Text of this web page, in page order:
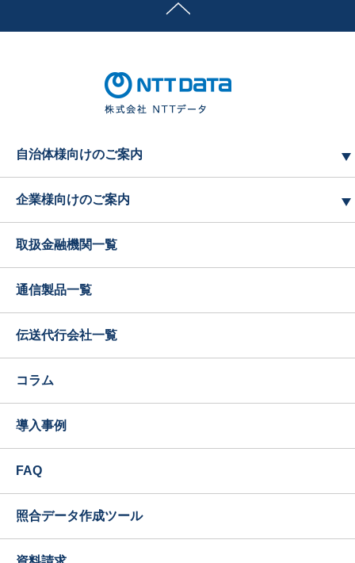
自治体様向けのご案内
企業様向けのご案内
取扱金融機関一覧
通信製品一覧
伝送代行会社一覧
コラム
導入事例
FAQ
照合データ作成ツール